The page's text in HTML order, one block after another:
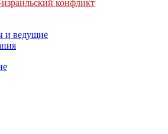
конфликт
и ведущие